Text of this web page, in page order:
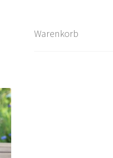
Warenkorb